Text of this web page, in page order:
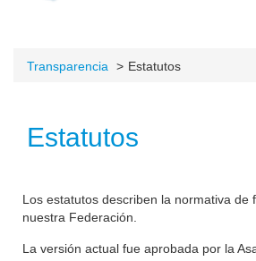
Transparencia Estatutos
Estatutos
Los estatutos describen la normativa de
nuestra Federación.
La versión actual fue aprobada por la